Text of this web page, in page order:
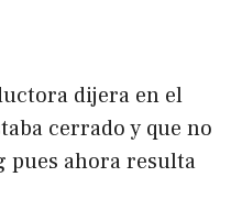
dijera en el
cerrado y que no
pues ahora resulta